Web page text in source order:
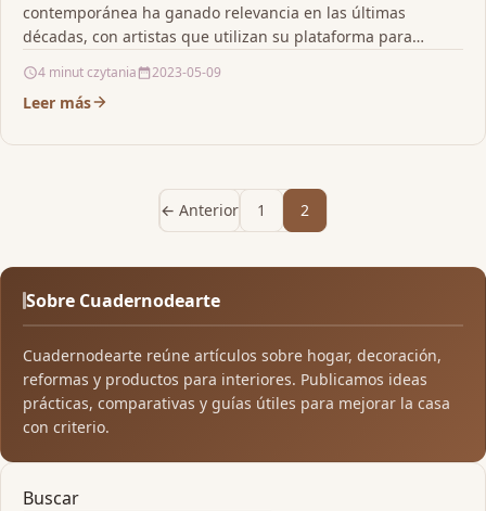
contemporánea ha ganado relevancia en las últimas
décadas, con artistas que utilizan su plataforma para
4 minut czytania 2023-05-09
Leer más
← Anterior 1 2
Sobre Cuadernodearte
Cuadernodearte reúne artículos sobre hogar, decoración,
reformas y productos para interiores. Publicamos ideas
prácticas, comparativas y guías útiles para mejorar la casa
con criterio.
Buscar